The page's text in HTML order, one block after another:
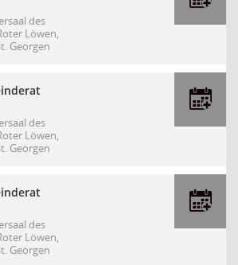
des
Löwen,
Georgen
des
Löwen,
Georgen
des
Löwen,
Georgen